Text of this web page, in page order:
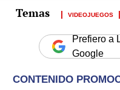
VIDEOJUEGOS
Prefiero a
Google